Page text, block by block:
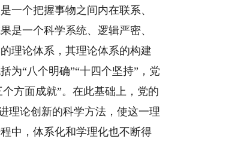
个把握事物之间内在联系、
是一个科学系统、逻辑严密、
理论体系，其理论体系的构建
为“八个明确”“十四个坚持”，党
方面成就”。在此基础上，党的
理论创新的科学方法，使这一理
中，体系化和学理化也不断得